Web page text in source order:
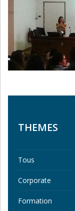
THEMES
Tous
Corporate
Formation